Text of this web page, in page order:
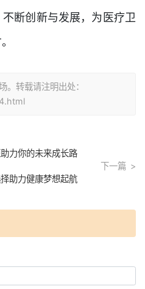
断创新与发展，为医疗卫
。转载请注明出处：
力你的未来成长路
下一篇
助力健康梦想起航